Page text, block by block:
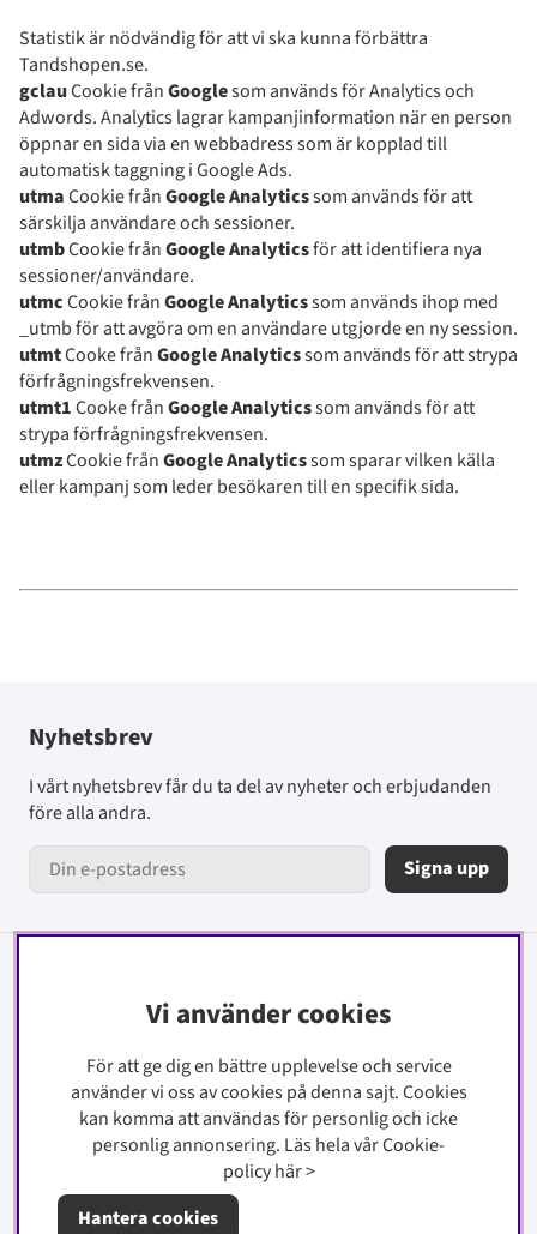
Statistik är nödvändig för att vi ska kunna förbättra
Tandshopen.se.
gclauCookie frånGooglesom används för Analytics och
Adwords. Analytics lagrar kampanjinformation när en person
öppnar en sida via en webbadress som är kopplad till
automatisk taggning i Google Ads.
utmaCookie frånGoogle Analyticssom används för att
särskilja användare och sessioner.
utmbCookie frånGoogle Analyticsför att identifiera nya
sessioner/användare.
utmcCookie frånGoogle Analyticssom används ihop med
_utmb för att avgöra om en användare utgjorde en ny session.
utmtCooke frånGoogle Analyticssom användsför att strypa
förfrågningsfrekvensen.
utmt1Cooke frånGoogle Analyticssom användsför att
strypa förfrågningsfrekvensen.
utmzCookie frånGoogle Analyticssom sparar vilken källa
eller kampanj som leder besökaren till en specifik sida.
Nyhetsbrev
I vårt nyhetsbrev får du ta del av nyheter och erbjudanden
före alla andra.
Signa upp
Integritetspolicy
Cookiepolicy
Om oss
Vi använder cookies
För att ge dig en bättre upplevelse och service
använder vi oss av cookies på denna sajt.Cookies
kan komma att användas för personlig och icke
personlig annonsering. Läs hela vår Cookie-
policyhär>
Hantera cookies